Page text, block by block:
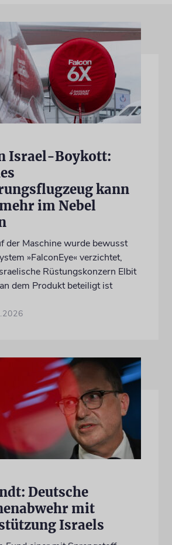
Israel-Boykott:
kann
im Nebel
der Maschine wurde bewusst
»FalconEye« verzichtet,
Rüstungskonzern Elbit
dem Produkt beteiligt ist
Deutsche
mit
Israels